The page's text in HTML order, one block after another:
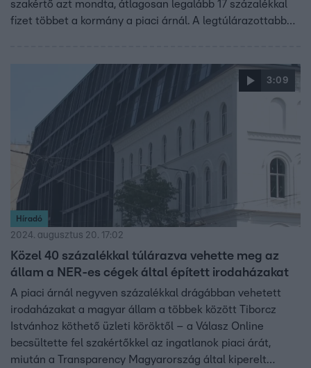
szakértő azt mondta, átlagosan legalább 17 százalékkal
fizet többet a kormány a piaci árnál. A legtúlárazottabb
irodákért. A kormány nem árulta el, jelenleg hány állami
alkalmazott dolgozik bérelt, és hány állami irodában.
3:09
Híradó
2024. augusztus 20. 17:02
Közel 40 százalékkal túlárazva vehette meg az
állam a NER-es cégek által épített irodaházakat
A piaci árnál negyven százalékkal drágábban vehetett
irodaházakat a magyar állam a többek között Tiborcz
Istvánhoz köthető üzleti köröktől – a Válasz Online
becsültette fel szakértőkkel az ingatlanok piaci árát,
miután a Transparency Magyarország által kiperelt